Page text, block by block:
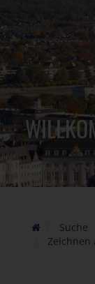
Suche
Zeichnen